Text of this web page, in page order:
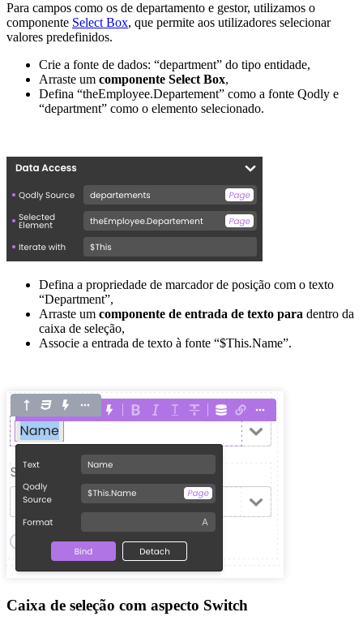
Para campos como os de departamento e gestor, utilizamos o
componente Select Box, que permite aos utilizadores selecionar
valores predefinidos.
Crie a fonte de dados: “department” do tipo entidade,
Arraste um componente Select Box,
Defina “theEmployee.Departement” como a fonte Qodly e
“department” como o elemento selecionado.
Defina a propriedade de marcador de posição com o texto
“Department”,
Arraste um componente de entrada de texto para dentro da
caixa de seleção,
Associe a entrada de texto à fonte “$This.Name”.
Caixa de seleção com aspecto Switch